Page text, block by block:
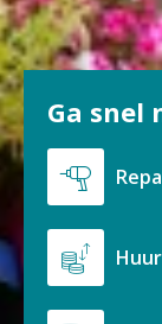
Ga snel
